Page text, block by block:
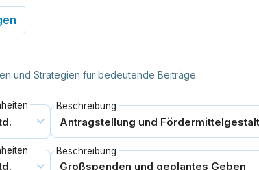
und Strategien für bedeutende Beiträge.
Beschreibung
Beschreibung